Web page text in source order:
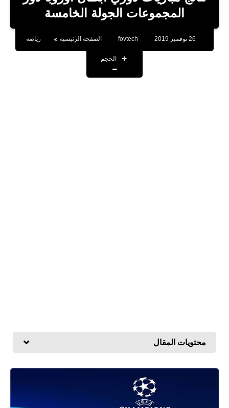
بلوجر
المجموعات الجولة الخامسة
fovtech الصفحة الرئيسية رياضة
الحجم
محتويات المقال